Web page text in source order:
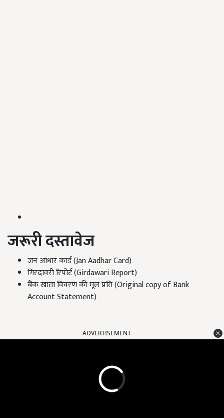
जरूरी दस्तावेज
जन आधार कार्ड (Jan Aadhar Card)
गिरदावरी रिपोर्ट (Girdawari Report)
बैंक खाता विवरण की मूल प्रति (Original copy of Bank
Account Statement)
ADVERTISEMENT